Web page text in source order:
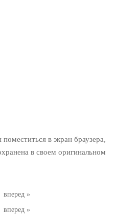
вперед »
вперед »
в экран браузера,
в своем оригинальном